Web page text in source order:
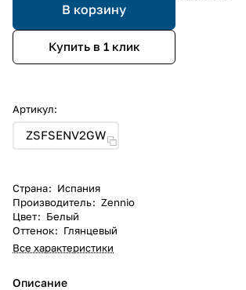
В корзину
Купить в 1 клик
Артикул:
ZSFSENV2GW
Страна: Испания
Производитель: Zennio
Цвет: Белый
Оттенок: Глянцевый
Все характеристики
Описание